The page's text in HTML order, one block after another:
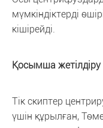
мүмкіндіктерді
кішірейді.
Қосымша жетілдіру
Тік скиптер
үшін құрылған,